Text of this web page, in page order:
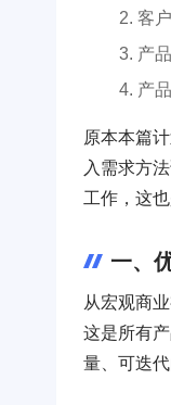
客
产
产
原本本篇
入需求方
工作，这
一、
从宏观商
这是所有
量、可迭